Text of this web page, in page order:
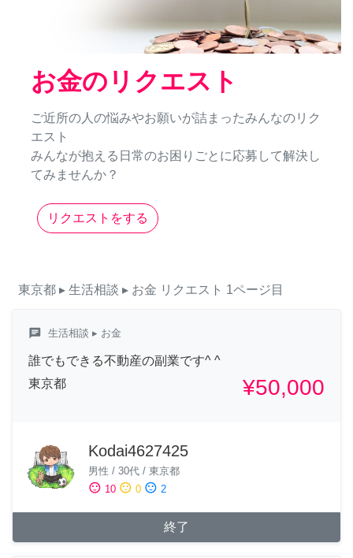
お金のリクエスト
ご近所の人の悩みやお願いが詰まったみんなのリク
エスト
みんなが抱える日常のお困りごとに応募して解決し
てみませんか？
リクエストをする
東京都 ▸ 生活相談 ▸ お金 リクエスト 1ページ目
chat 生活相談 ▸ お金
誰でもできる不動産の副業です^ ^
東京都
¥50,000
Kodai4627425
男性 / 30代 / 東京都
sentiment_satisfied 10 sentiment_neutral 0 sentiment_dissatisfied 2
終了